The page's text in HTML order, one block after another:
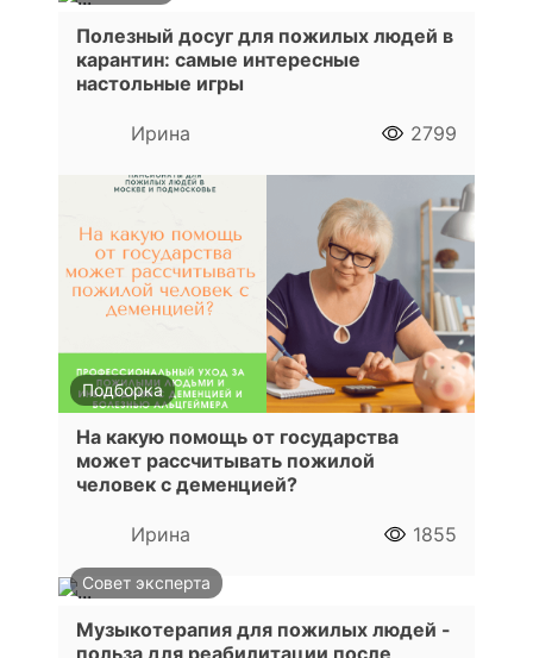
Полезный досуг для пожилых людей в
карантин: самые интересные
настольные игры
Ирина 2799
Подборка
На какую помощь от государства
может рассчитывать пожилой
человек с деменцией?
Ирина 1855
Совет эксперта
Музыкотерапия для пожилых людей -